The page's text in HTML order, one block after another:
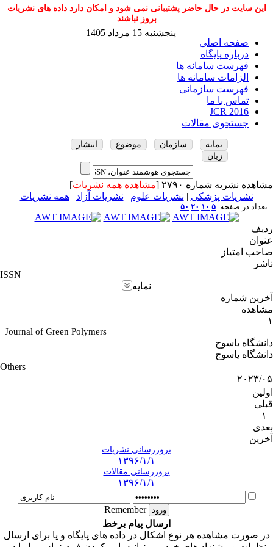
این سایت در حال حاضر پشتیبانی نمی شود و امکان دارد داده های نشریات
بروز نباشند
صفحه اصلی
درباره پایگاه
فهرست سامانه ها
الزامات سامانه ها
فهرست سازمانی
تماس با ما
JCR 2016
جستجوی مقالات
پنجشنبه 15 مرداد 1405
نمایه سازمان موضوع
انتشار
زبان
مشاهده نشریه شماره ۲۷۹۰ [ مشاهده همه نشریات]
نشریات پزشکی | نشریات علوم | نشریات آزاد |همه نشریات
تعداد در صفحه: ۵ ۱۰ ۲۰ ۵۰
ردیف
عنوان
صاحب امتیاز
ناشر
ISSN
نمایه
آخرین شماره
مشاهده
۱
Journal of Green Polymers
دانشگاه یاسوج
دانشگاه یاسوج
Others
۲۰۲۳/۰۵
اولین
قبلی
۱
بعدی
آخرین
بروزرسانی نشریات
۱۳۹۶/۱/۱
بروزرسانی مقالات
۱۳۹۶/۱/۱
Remember
ارسال پیام برخط
در صورت مشاهده هر نوع اشکال در داده های پایگاه و یا برای ارسال